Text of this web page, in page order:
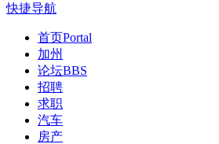
快捷导航
首页Portal
加州
论坛BBS
招聘
求职
汽车
房产